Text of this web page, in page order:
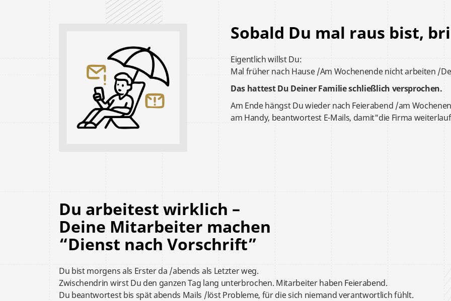
Sobald Du mal raus bist,
Eigentlich willst Du:
Mal früher nach Hause /Am Wochenende nicht arbeiten /
Das hattest Du Deiner Familie schließlich versprochen.
Am Ende hängst Du wiedernach Feierabend /am
am Handy, beantwortest E-Mails, damit"die Firma
Du arbeitest wirklich –
Deine Mitarbeiter machen
“Dienst nach Vorschrift”
Du bistmorgens als Erster da /abends als Letzter weg.
Zwischendrin wirst Du den ganzen Tag lang unterbrochen. Mitarbeiter haben Feierabend.
Du beantwortest bis spät abends Mails /löst Probleme, für die sich niemand verantwortlich fühlt.